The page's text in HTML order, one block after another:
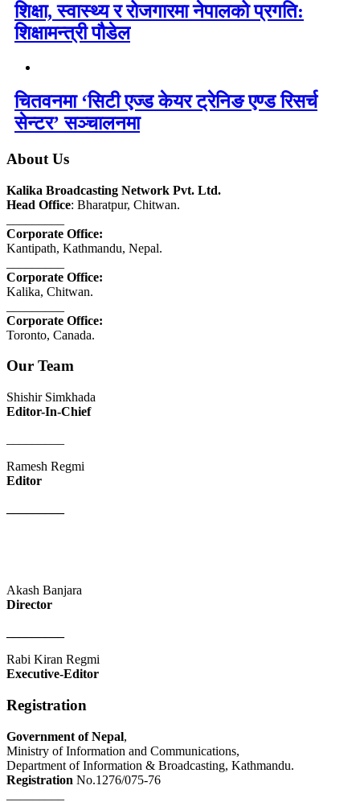
शिक्षा, स्वास्थ्य र रोजगारमा नेपालको प्रगति:
शिक्षामन्त्री पौडेल
चितवनमा ‘सिटी एज्ड केयर ट्रेनिङ एण्ड रिसर्च
सेन्टर’ सञ्चालनमा
About Us
Kalika Broadcasting Network Pvt. Ltd.
Head Office: Bharatpur, Chitwan.
Corporate Office:
Kantipath, Kathmandu, Nepal.
Corporate Office:
Kalika, Chitwan.
Corporate Office:
Toronto, Canada.
Our Team
Shishir Simkhada
Editor-In-Chief
Ramesh Regmi
Editor
Akash Banjara
Director
Rabi Kiran Regmi
Executive-Editor
Registration
Government of Nepal,
Ministry of Information and Communications,
Department of Information & Broadcasting, Kathmandu.
Registration No.1276/075-76